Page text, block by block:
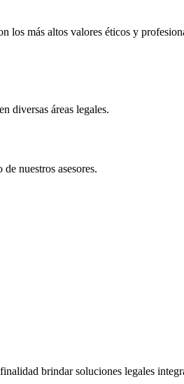
los más altos valores éticos y
diversas áreas legales.
nuestros asesores.
brindar soluciones legales